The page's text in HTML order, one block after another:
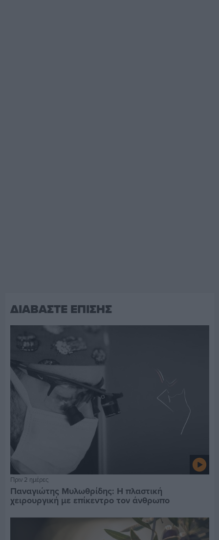
ΔΙΑΒΑΣΤΕ ΕΠΙΣΗΣ
Πριν 2 ημέρες
Παναγιώτης Μυλωθρίδης: Η πλαστική
χειρουργική με επίκεντρο τον άνθρωπο